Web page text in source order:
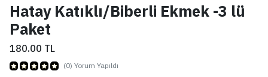
Hatay Katıklı/Biberli Ekmek -3 lü
Paket
180.00 TL
(0) Yorum Yapıldı